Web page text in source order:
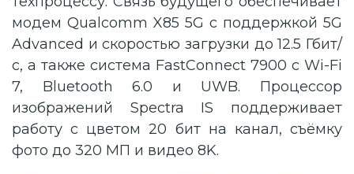
модем Qualcomm X85 5G с поддержкой 5G
Advanced и скоростью загрузки до 12.5 Гбит/
с, а также система FastConnect 7900 с Wi-Fi
7, Bluetooth 6.0 и UWB. Процессор
изображений Spectra IS поддерживает
работу с цветом 20 бит на канал, съёмку
фото до 320 МП и видео 8K.